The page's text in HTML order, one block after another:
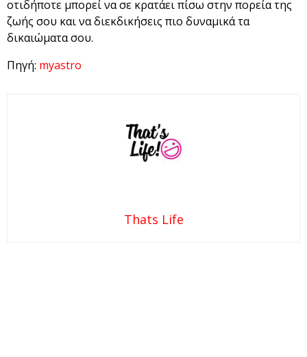
οτιδήποτε μπορεί να σε κρατάει πίσω στην πορεία της
ζωής σου και να διεκδικήσεις πιο δυναμικά τα
δικαιώματα σου.
Πηγή: myastro
Thats Life